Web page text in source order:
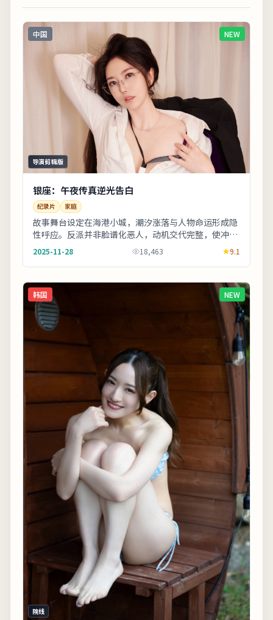
中国 NEW
导演剪辑版
银座：午夜传真逆光告白
纪录片 家庭
故事舞台设定在海港小城，潮汐涨落与人物命运形成隐
性呼应。反派并非脸谱化恶人，动机交代完整，使冲突
更具现实刺痛感。剧情信息与人物关系可在二刷时解
2025-11-28 18,463 9.1
韩国 NEW
院线